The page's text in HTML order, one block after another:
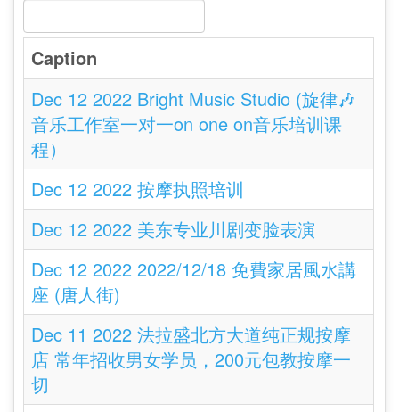
Caption
Dec 12 2022 Bright Music Studio (旋律🎶
音乐工作室一对一on one on音乐培训课
程）
Dec 12 2022 按摩执照培训
Dec 12 2022 美东专业川剧变脸表演
Dec 12 2022 2022/12/18 免費家居風水講
座 (唐人街)
Dec 11 2022 法拉盛北方大道纯正规按摩
店 常年招收男女学员，200元包教按摩一
切